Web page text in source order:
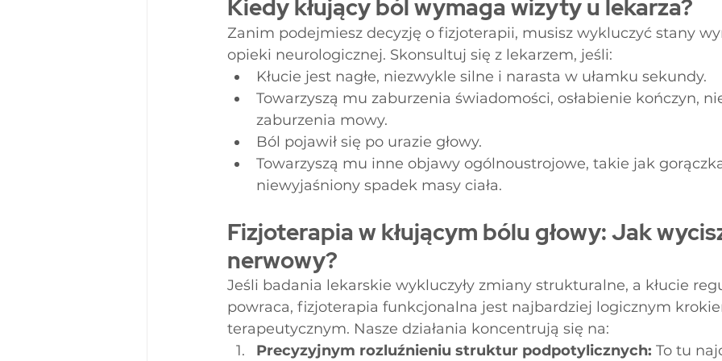
Kiedy kłujący ból wymaga wizyty u lekarza?
Zanim podejmiesz decyzję o fizjoterapii, musisz wykluczyć stany
opieki neurologicznej. Skonsultuj się z lekarzem, jeśli:
Kłucie jest nagłe, niezwykle silne i narasta w ułamku sekundy.
Towarzyszą mu zaburzenia świadomości, osłabienie kończyn,
zaburzenia mowy.
Ból pojawił się po urazie głowy.
Towarzyszą mu inne objawy ogólnoustrojowe, takie jak
niewyjaśniony spadek masy ciała.
Fizjoterapia w kłującym bólu głowy: Jak
nerwowy?
Jeśli badania lekarskie wykluczyły zmiany strukturalne, a kłucie
powraca, fizjoterapia funkcjonalna jest najbardziej logicznym
terapeutycznym. Nasze działania koncentrują się na:
Precyzyjnym rozluźnieniu struktur podpotylicznych: To tu